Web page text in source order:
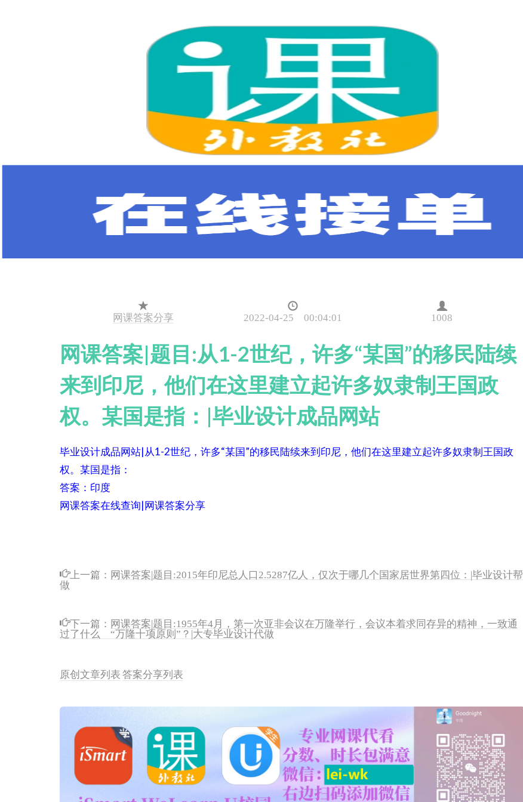
网课答案分享 2022-04-25 00:04:01 1008
网课答案|题目:从1-2世纪，许多“某国”的移民陆续
来到印尼，他们在这里建立起许多奴隶制王国政
权。某国是指：|毕业设计成品网站
毕业设计成品网站|从1-2世纪，许多“某国”的移民陆续来到印尼，他们在这里建立起许多奴隶制王国政
权。某国是指：
答案：印度
网课答案在线查询|网课答案分享
上一篇： 网课答案|题目:2015年印尼总人口2.5287亿人，仅次于哪几个国家居世界第四位：|毕业设计帮
做
下一篇： 网课答案|题目:1955年4月，第一次亚非会议在万隆举行，会议本着求同存异的精神，一致通
过了什么 “万隆十项原则”？|大专毕业设计代做
原创文章列表答案分享列表